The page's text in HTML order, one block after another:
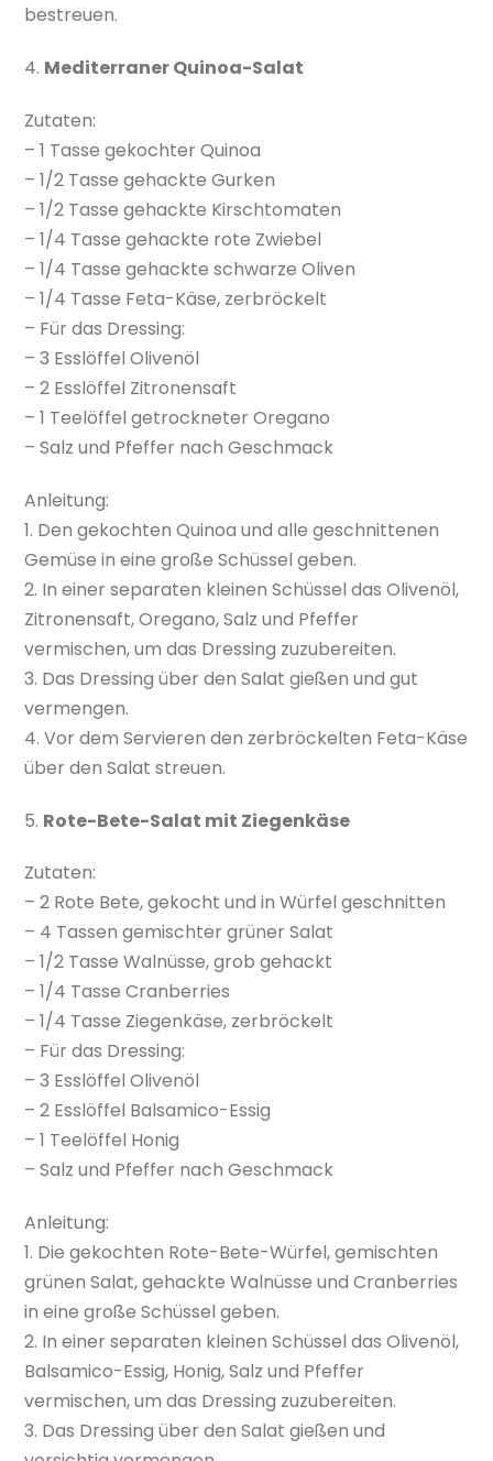
bestreuen.
4. Mediterraner Quinoa-Salat
Zutaten:
– 1 Tasse gekochter Quinoa
– 1/2 Tasse gehackte Gurken
– 1/2 Tasse gehackte Kirschtomaten
– 1/4 Tasse gehackte rote Zwiebel
– 1/4 Tasse gehackte schwarze Oliven
– 1/4 Tasse Feta-Käse, zerbröckelt
– Für das Dressing:
– 3 Esslöffel Olivenöl
– 2 Esslöffel Zitronensaft
– 1 Teelöffel getrockneter Oregano
– Salz und Pfeffer nach Geschmack
Anleitung:
1. Den gekochten Quinoa und alle geschnittenen
Gemüse in eine große Schüssel geben.
2. In einer separaten kleinen Schüssel das Olivenöl,
Zitronensaft, Oregano, Salz und Pfeffer
vermischen, um das Dressing zuzubereiten.
3. Das Dressing über den Salat gießen und gut
vermengen.
4. Vor dem Servieren den zerbröckelten Feta-Käse
über den Salat streuen.
5. Rote-Bete-Salat mit Ziegenkäse
Zutaten:
– 2 Rote Bete, gekocht und in Würfel geschnitten
– 4 Tassen gemischter grüner Salat
– 1/2 Tasse Walnüsse, grob gehackt
– 1/4 Tasse Cranberries
– 1/4 Tasse Ziegenkäse, zerbröckelt
– Für das Dressing:
– 3 Esslöffel Olivenöl
– 2 Esslöffel Balsamico-Essig
– 1 Teelöffel Honig
– Salz und Pfeffer nach Geschmack
Anleitung:
1. Die gekochten Rote-Bete-Würfel, gemischten
grünen Salat, gehackte Walnüsse und Cranberries
in eine große Schüssel geben.
2. In einer separaten kleinen Schüssel das Olivenöl,
Balsamico-Essig, Honig, Salz und Pfeffer
vermischen, um das Dressing zuzubereiten.
3. Das Dressing über den Salat gießen und